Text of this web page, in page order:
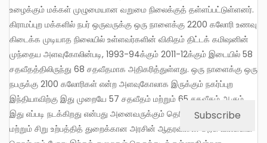
உழைக்கும் மக்கள் முழுமையான வறுமை நிலைக்குத் தள்ளப்பட்டுள்ளனர்.
கிராமப்புற மக்களில் நபர் ஒருவருக்கு ஒரு நாளைக்கு 2200 கலோரி உணவு
கிடைக்க முடியாத நிலையில் உள்ளவர்களின் விகிதம் திட்டக் கமிஷனின்
முந்தைய அளவுகோலின்படி, 1993-94க்கும் 2011-12க்கும் இடையில் 58
சதவீதத்திலிருந்து 68 சதவீதமாக அதிகரித்துள்ளது. ஒரு நாளைக்கு ஒரு
நபருக்கு 2100 கலோரிகள் என்ற அளவுகோலாக இருக்கும் நகர்ப்புற
இந்தியாவிற்கு இது முறையே 57 சதவீதம் மற்றும் 65 சதவீதம் ஆகும்.
இது எப்படி நடக்கிறது என்பது அனைவருக்கும் தெரிந்ததே. விவசாயம்
மற்றும் சிறு உற்பத்தித் துறைக்கான அரசின் ஆதரவினை அரசு விலக்கிக்
Subscribe